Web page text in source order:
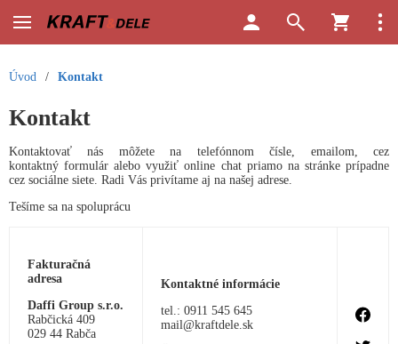
Úvod / Kontakt
Kontakt
Kontaktovať nás môžete na telefónnom čísle, emailom, cez
kontaktný formulár alebo využiť online chat priamo na stránke prípadne
cez sociálne siete. Radi Vás privítame aj na našej adrese.
Tešíme sa na spoluprácu
Fakturačná
adresa
Daffi Group s.r.o.
Rabčická 409
029 44 Rabča
Kontaktné informácie
tel.: 0911 545 645
mail@kraftdele.sk